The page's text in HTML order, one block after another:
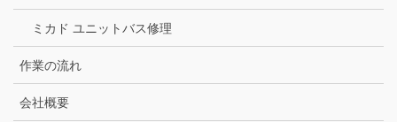
ミカド ユニットバス修理
作業の流れ
会社概要